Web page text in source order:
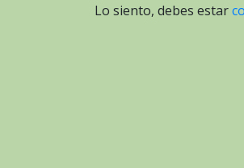
Lo siento, debes estar